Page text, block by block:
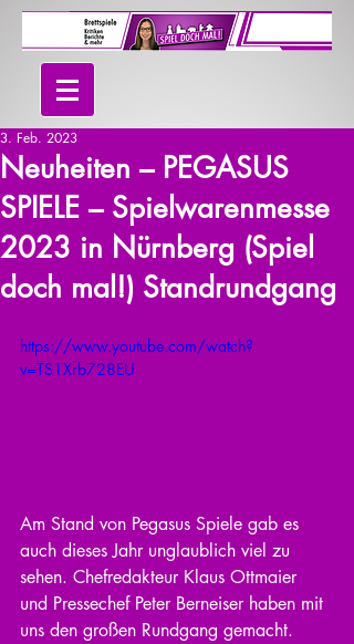
Neuheiten – PEGASUS
SPIELE – Spielwarenmesse
2023 in Nürnberg (Spiel
doch mal!) Standrundgang
3. Feb. 2023
https://www.youtube.com/watch?
v=TS1Xrb728EU
Am Stand von Pegasus Spiele gab es
auch dieses Jahr unglaublich viel zu
sehen. Chefredakteur Klaus Ottmaier
und Pressechef Peter Berneiser haben mit
uns den großen Rundgang gemacht.